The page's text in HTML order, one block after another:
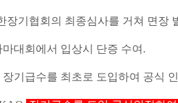
장기협회의 최종심사를 거쳐 면장
대회에서 입상시 단증 수여.
기급수를 최초로 도입하여 공식